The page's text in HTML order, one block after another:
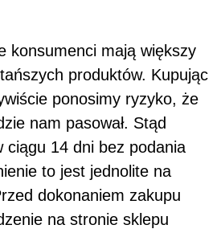
konsumenci mają większy
produktów. Kupując
ponosimy ryzyko, że
nam pasował. Stąd
ciągu 14 dni bez podania
to jest jednolite na
dokonaniem zakupu
na stronie sklepu